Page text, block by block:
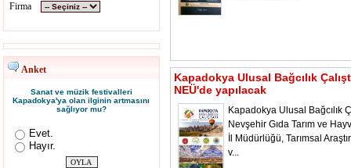
Firma
Anket
Sanat ve müzik festivalleri
Kapadokya'ya olan ilginin artmasını
sağlıyor mu?
Evet.
Hayır.
Kapadokya Ulusal Bağcılık
NEÜ'de yapılacak
Kapadokya Ulusal Bağcılık
Nevşehir Gıda Tarım ve
İl Müdürlüğü, Tarımsal
v...